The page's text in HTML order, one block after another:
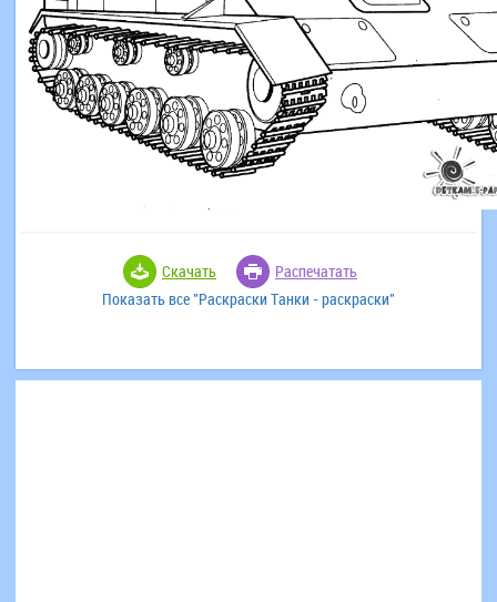
Скачать
Распечатать
Показать все "Раскраски Танки - раскраски"